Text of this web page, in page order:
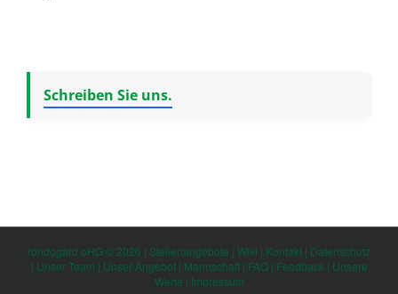
Schreiben Sie uns.
rondogard oHG © 2026 | Stellenangebote | Wiki | Kontakt | Datenschutz
| Unser Team | Unser Angebot| Mannschaft| FAQ| Feedback | Unsere
Werte | Impressum